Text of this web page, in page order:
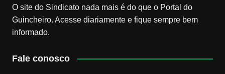
O site do Sindicato nada mais é do que o Portal do
Guincheiro. Acesse diariamente e fique sempre bem
informado.
Fale conosco